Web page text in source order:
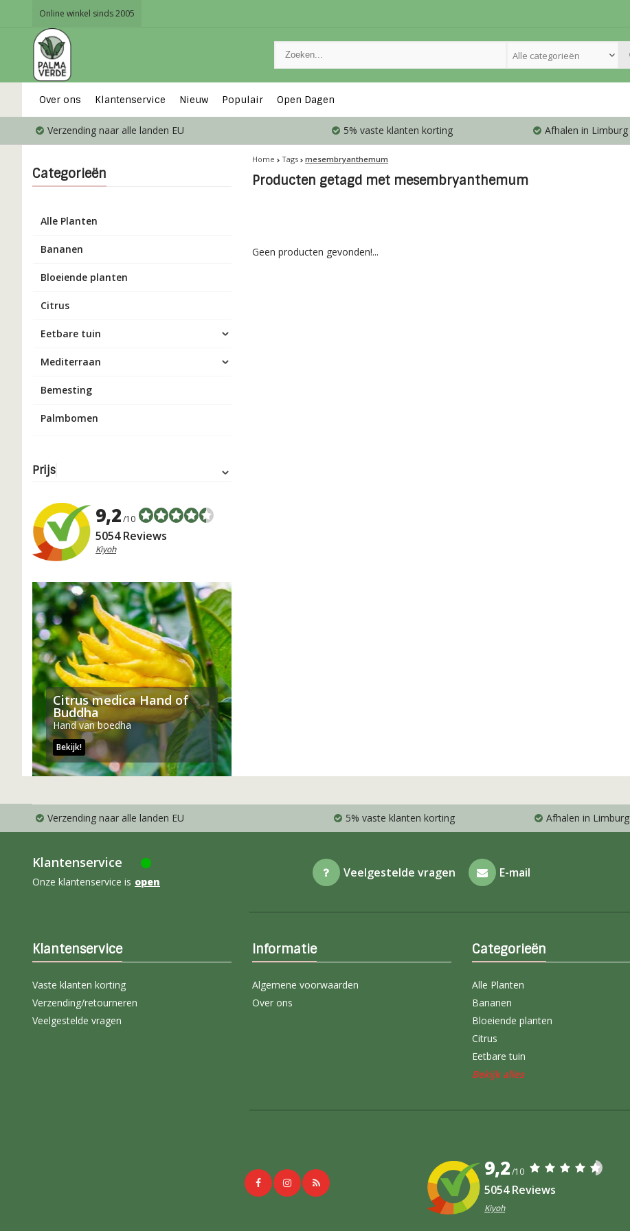
Online winkel sinds 2005
Alle categorieën
Over ons Klantenservice Nieuw Populair Open Dagen
Verzending naar alle landen EU 5% vaste klanten korting Afhalen in Limburg
Categorieën
Alle Planten
Bananen
Bloeiende planten
Citrus
Eetbare tuin
Mediterraan
Bemesting
Palmbomen
Prijs
9,2/10
5054 Reviews
Kiyoh
Citrus medica Hand of
Buddha
Hand van boedha
Bekijk!
Home Tags mesembryanthemum
Producten getagd met mesembryanthemum
Geen producten gevonden!...
Verzending naar alle landen EU 5% vaste klanten korting Afhalen in Limburg
Klantenservice
Onze klantenservice is open
Veelgestelde vragen E-mail
Klantenservice
Vaste klanten korting
Verzending/retourneren
Veelgestelde vragen
Informatie
Algemene voorwaarden
Over ons
Categorieën
Alle Planten
Bananen
Bloeiende planten
Citrus
Eetbare tuin
Bekijk alles
9,2/10
5054 Reviews
Kiyoh